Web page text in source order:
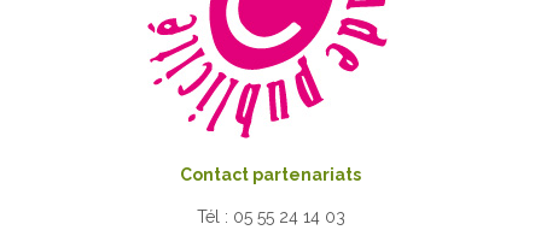
Contact partenariats
Tél : 05 55 24 14 03